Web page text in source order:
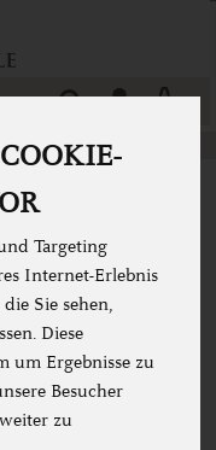
Targeting
Internet-Erlebnis
Sie sehen,
Diese
um Ergebnisse zu
Besucher
zu